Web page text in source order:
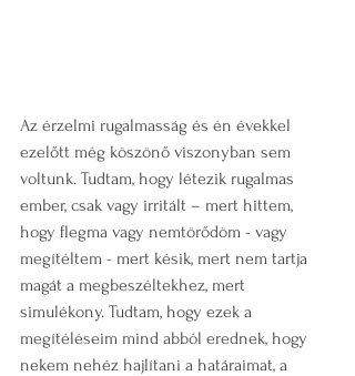
Az érzelmi rugalmasság és én évekkel
ezelőtt még köszönő viszonyban sem
voltunk. Tudtam, hogy létezik rugalmas
ember, csak vagy irritált – mert hittem,
hogy flegma vagy nemtörődöm - vagy
megítéltem - mert késik, mert nem tartja
magát a megbeszéltekhez, mert
simulékony. Tudtam, hogy ezek a
megítéléseim mind abból erednek, hogy
nekem nehéz hajlítani a határaimat, a